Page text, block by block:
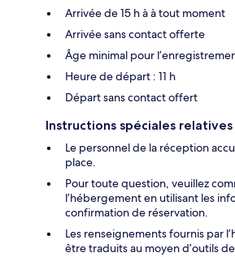
Arrivée de 15 h à à tout moment
Arrivée sans contact offerte
Âge minimal pour
Heure de départ : 11 h
Départ sans contact offert
Instructions spéciales relatives
Le personnel de la réception
place.
Pour toute question, veuillez
l’hébergement en utilisant les
confirmation de réservation.
Les renseignements fournis par
être traduits au moyen d’outils